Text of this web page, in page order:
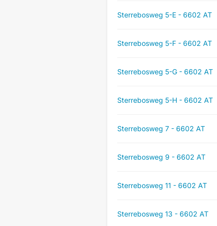
Sterrebosweg 5-E - 6602 AT
Sterrebosweg 5-F - 6602 AT
Sterrebosweg 5-G - 6602 AT
Sterrebosweg 5-H - 6602 AT
Sterrebosweg 7 - 6602 AT
Sterrebosweg 9 - 6602 AT
Sterrebosweg 11 - 6602 AT
Sterrebosweg 13 - 6602 AT